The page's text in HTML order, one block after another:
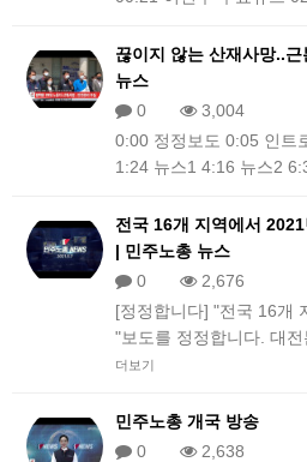
끊이지 않는 산재사망..
뉴스
0
3,004
0:00 정정보도 0:05 인트
1:24 뉴스1 4:16 뉴스2
전국 16개 지역에서
| 민주노총 뉴스
0
2,676
[정정합니다] "전국 16개
"보도를 정정합니다. 대
더보기
민주노총 개국 방송
0
2,638